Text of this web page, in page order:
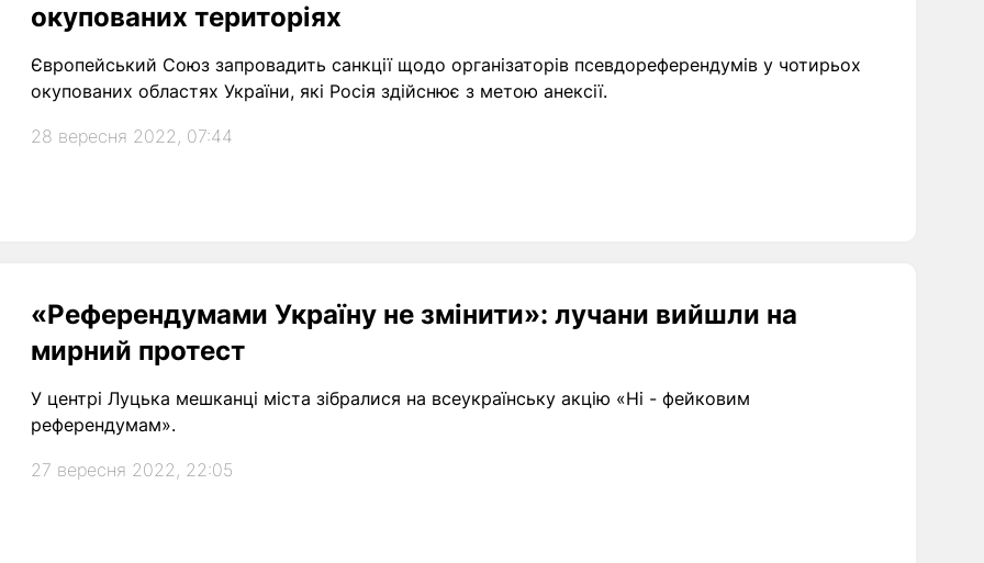
окупованих територіях
Європейський Союз запровадить санкції щодо організаторів псевдореферендумів у чотирьох
окупованих областях України, які Росія здійснює з метою анексії.
28 вересня 2022, 07:44
«Референдумами Україну не змінити»: лучани вийшли на
мирний протест
У центрі Луцька мешканці міста зібралися на всеукраїнську акцію «Ні - фейковим
референдумам».
27 вересня 2022, 22:05